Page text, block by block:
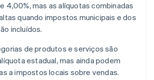
4,00%, mas as alíquotas combinadas
quando impostos municipais e dos
incluídos.
de produtos e serviços são
estadual, mas ainda podem
a impostos locais sobre vendas.